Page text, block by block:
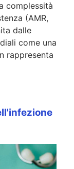
complessità
(AMR,
dalle
come una
rappresenta